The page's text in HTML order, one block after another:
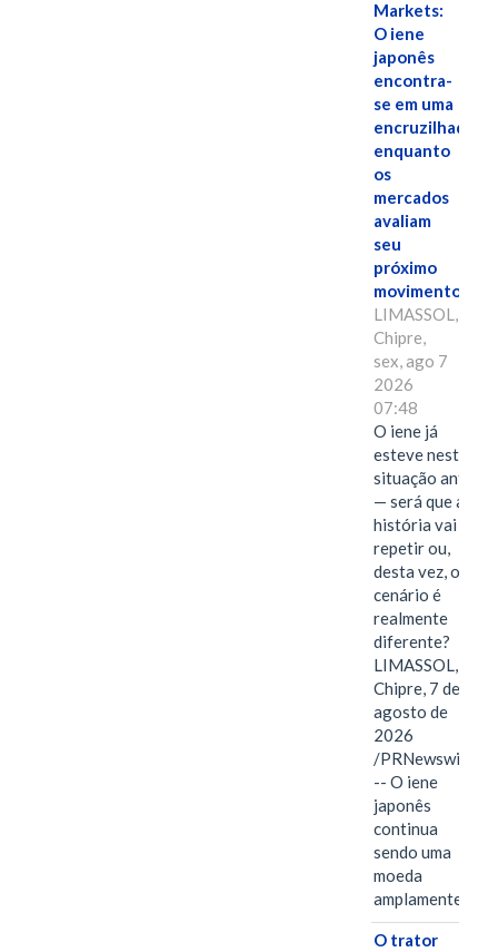
Markets:
O iene
japonês
encontra-
se em uma
encruzilhada
enquanto
os
mercados
avaliam
seu
próximo
movimento.
LIMASSOL,
Chipre,
sex, ago 7
2026
07:48
O iene já
esteve nesta
situação antes
— será que a
história vai se
repetir ou,
desta vez, o
cenário é
realmente
diferente?
LIMASSOL,
Chipre, 7 de
agosto de
2026
/PRNewswire/
-- O iene
japonês
continua
sendo uma
moeda
amplamente…
O trator